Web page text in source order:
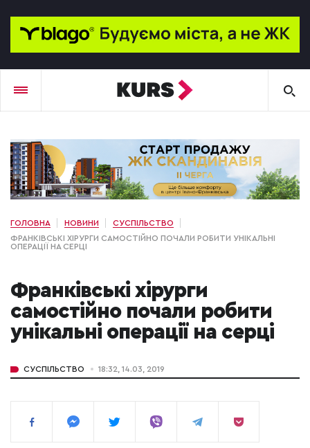
ГОЛОВНА НОВИНИ
СУСПІЛЬСТВО
ФРАНКІВСЬКІ ХІРУРГИ САМОСТІЙНО ПОЧАЛИ РОБИТИ УНІКАЛЬНІ
ОПЕРАЦІЇ НА СЕРЦІ
Франківські хірурги
самостійно почали робити
унікальні операції на серці
СУСПІЛЬСТВО 18:32, 14.03, 2019